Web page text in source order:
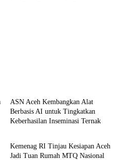
ASN Aceh Kembangkan Alat
Berbasis AI untuk Tingkatkan
Keberhasilan Inseminasi Ternak
Aceh
Kemenag RI Tinjau Kesiapan Aceh
Jadi Tuan Rumah MTQ Nasional